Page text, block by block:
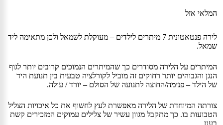
המלאי אזל
לירה פנטאטונית 7 מיתרים לילדים – מעוקלת לשמאל ולכן מתאימה ליד
שמאל.
המיתרים על הלירה מסודרים כך שהמיתרים הנמוכים קרובים יותר לגוף
הנגן והגבוהים יותר רחוקים זה מוביל לקורלציה טבעית בין תנועת היד
של הילד – פנימה/החוצה לתנועה של הסולם – יורד / עולה.
צורתה המיוחדת של הלירה מאפשרת לעץ לחשוף את כל איכויות הצליל
הטבועות בו. כך מתקבל מגוון עשיר של צלילים עמוקים המזכירים קשת
בענן.